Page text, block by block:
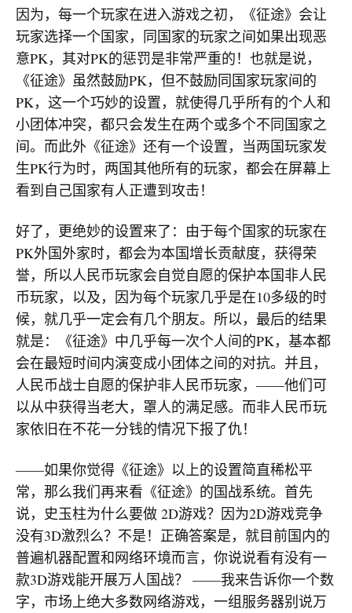
因为，每一个玩家在进入游戏之初，《征途》会让
玩家选择一个国家，同国家的玩家之间如果出现恶
意PK，其对PK的惩罚是非常严重的！也就是说，
《征途》虽然鼓励PK，但不鼓励同国家玩家间的
PK，这一个巧妙的设置，就使得几乎所有的个人和
小团体冲突，都只会发生在两个或多个不同国家之
间。而此外《征途》还有一个设置，当两国玩家发
生PK行为时，两国其他所有的玩家，都会在屏幕上
看到自己国家有人正遭到攻击！
好了，更绝妙的设置来了：由于每个国家的玩家在
PK外国外家时，都会为本国增长贡献度，获得荣
誉，所以人民币玩家会自觉自愿的保护本国非人民
币玩家，以及，因为每个玩家几乎是在10多级的时
候，就几乎一定会有几个朋友。所以，最后的结果
就是：《征途》中几乎每一次个人间的PK，基本都
会在最短时间内演变成小团体之间的对抗。并且，
人民币战士自愿的保护非人民币玩家，——他们可
以从中获得当老大，罩人的满足感。而非人民币玩
家依旧在不花一分钱的情况下报了仇！
——如果你觉得《征途》以上的设置简直稀松平
常，那么我们再来看《征途》的国战系统。首先
说，史玉柱为什么要做 2D游戏？因为2D游戏竞争
没有3D激烈么？不是！正确答案是，就目前国内的
普遍机器配置和网络环境而言，你说说看有没有一
款3D游戏能开展万人国战？ ——我来告诉你一个数
字，市场上绝大多数网络游戏，一组服务器别说万